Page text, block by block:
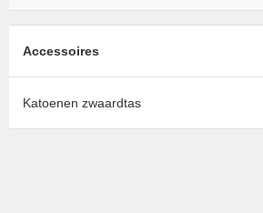
Accessoires
Katoenen zwaardtas